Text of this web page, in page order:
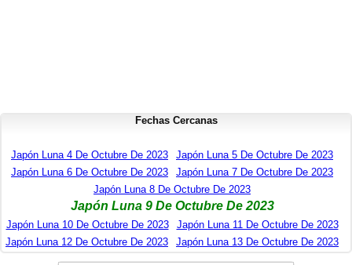
Fechas Cercanas
Japón Luna 4 De Octubre De 2023
Japón Luna 5 De Octubre De 2023
Japón Luna 6 De Octubre De 2023
Japón Luna 7 De Octubre De 2023
Japón Luna 8 De Octubre De 2023
Japón Luna 9 De Octubre De 2023
Japón Luna 10 De Octubre De 2023
Japón Luna 11 De Octubre De 2023
Japón Luna 12 De Octubre De 2023
Japón Luna 13 De Octubre De 2023